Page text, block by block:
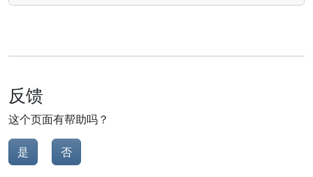
反馈
这个页面有帮助吗？
是 否